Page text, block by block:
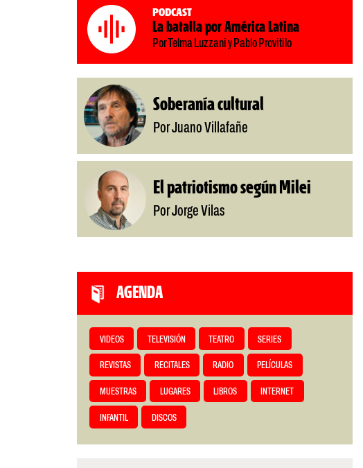
Podcast
La batalla por América Latina
Por Telma Luzzani y Pablo Provitilo
Soberanía cultural
Por Juano Villafañe
El patriotismo según Milei
Por Jorge Vilas
AGENDA
VIDEOS TELEVISIÓN TEATRO SERIES
REVISTAS RECITALES RADIO PELÍCULAS
MUESTRAS LUGARES LIBROS INTERNET
INFANTIL DISCOS